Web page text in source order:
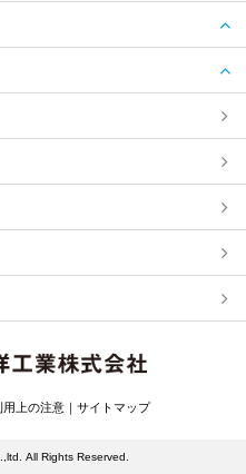
用上の注意 サイトマップ
All Rights Reserved.